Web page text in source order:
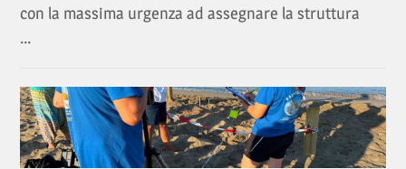
con la massima urgenza ad assegnare la struttura
...